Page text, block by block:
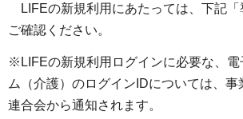
LIFEの新規利用にあたっては、下記「
ご確認ください。
※LIFEの新規利用ログインに必要な、電
ム（介護）のログインIDについては、事
連合会から通知されます。